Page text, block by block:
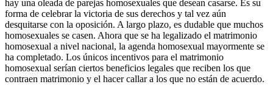
hay una oleada de parejas homosexuales que desean casarse. Es su
forma de celebrar la victoria de sus derechos y tal vez aún
desquitarse con la oposición. A largo plazo, es dudable que muchos
homosexuales se casen. Ahora que se ha legalizado el matrimonio
homosexual a nivel nacional, la agenda homosexual mayormente se
ha completado. Los únicos incentivos para el matrimonio
homosexual serían ciertos beneficios legales que reciben los que
contraen matrimonio y el hacer callar a los que no están de acuerdo.